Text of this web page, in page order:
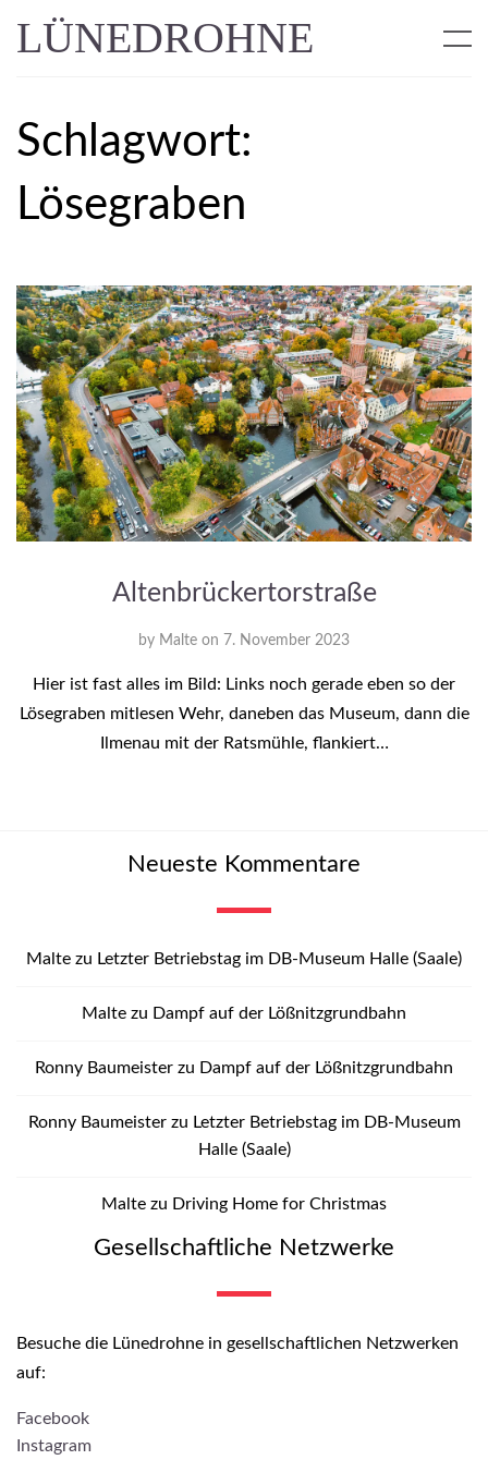
LÜNEDROHNE
Schlagwort:
Lösegraben
Altenbrückertorstraße
by Malte on 7. November 2023
Hier ist fast alles im Bild: Links noch gerade eben so der
Lösegraben mitlesen Wehr, daneben das Museum, dann die
Ilmenau mit der Ratsmühle, flankiert…
Neueste Kommentare
Malte zu Letzter Betriebstag im DB-Museum Halle (Saale)
Malte zu Dampf auf der Lößnitzgrundbahn
Ronny Baumeister zu Dampf auf der Lößnitzgrundbahn
Ronny Baumeisterzu Letzter Betriebstag im DB-Museum
Halle (Saale)
Malte zu Driving Home for Christmas
Gesellschaftliche Netzwerke
Besuche die Lünedrohne in gesellschaftlichen Netzwerken
auf:
Facebook
Instagram